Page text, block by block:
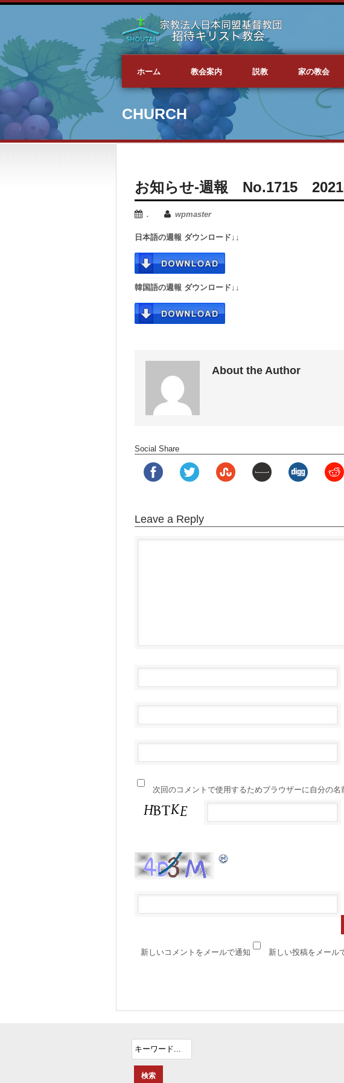
ホーム 教会案内 説教 家の教会
CHURCH
お知らせ-週報 No.1715
. wpmaster
日本語の週報 ダウンロード↓↓
韓国語の週報 ダウンロード↓↓
About the Author
Social Share
Leave a Reply
次回のコメントで使用するためブラウザーに自分の名
新しいコメントをメールで通知 新しい投稿をメール